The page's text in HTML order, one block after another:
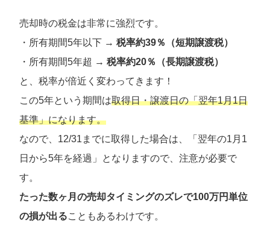
売却時の税金は非常に強烈です。
・所有期間5年以下 → 税率約39％（短期譲渡税）
・所有期間5年超 → 税率約20％（長期譲渡税）
と、税率が倍近く変わってきます！
この5年という期間は取得日・譲渡日の「翌年1月1日
基準」になります。
なので、12/31までに取得した場合は、「翌年の1月1
日から5年を経過」となりますので、注意が必要で
す。
たった数ヶ月の売却タイミングのズレで100万円単位
の損が出ることもあるわけです。